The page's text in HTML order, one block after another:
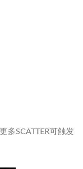
多SCATTER可触发